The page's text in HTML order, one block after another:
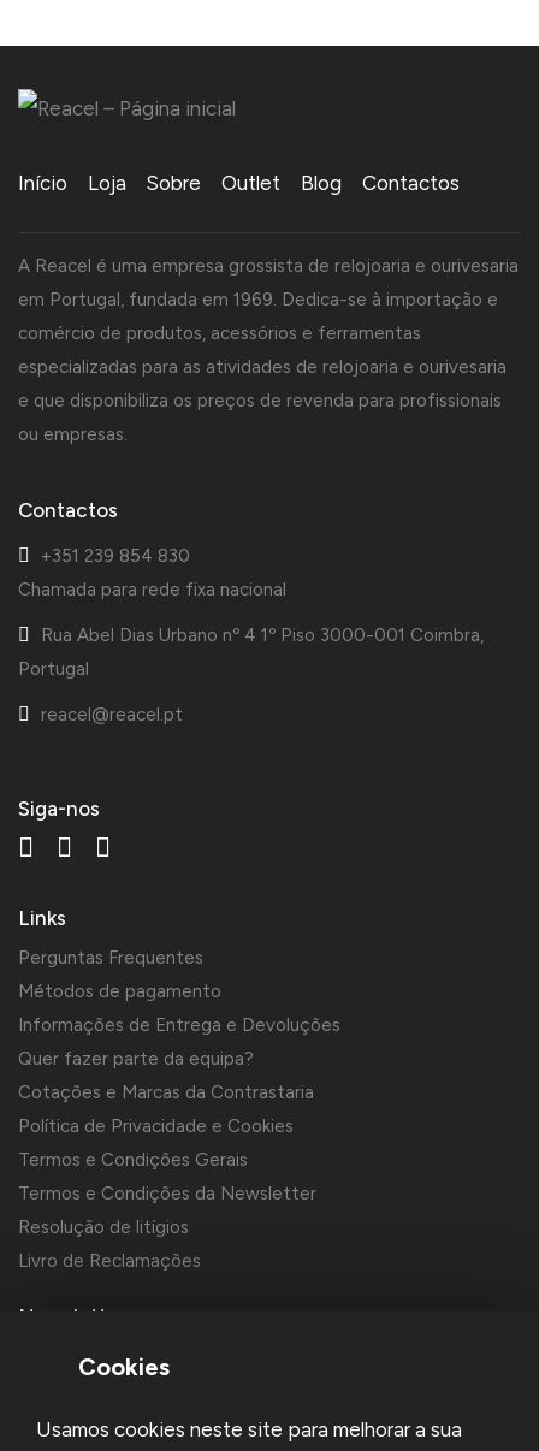
Início Loja Sobre Outlet Blog Contactos
A Reacel é uma empresa grossista de relojoaria e ourivesaria
em Portugal, fundada em 1969. Dedica-se à importação e
comércio de produtos, acessórios e ferramentas
especializadas para as atividades de relojoaria e ourivesaria
e que disponibiliza os preços de revenda para profissionais
ou empresas.
Contactos
+351 239 854 830
Chamada para rede fixa nacional
Rua Abel Dias Urbano nº 4 1º Piso 3000-001 Coimbra,
Portugal
reacel@reacel.pt
Siga-nos
Links
Perguntas Frequentes
Métodos de pagamento
Informações de Entrega e Devoluções
Quer fazer parte da equipa?
Cotações e Marcas da Contrastaria
Política de Privacidade e Cookies
Termos e Condições Gerais
Termos e Condições da Newsletter
Resolução de litígios
Livro de Reclamações
Newsletter
Cookies
Usamos cookies neste site para melhorar a sua